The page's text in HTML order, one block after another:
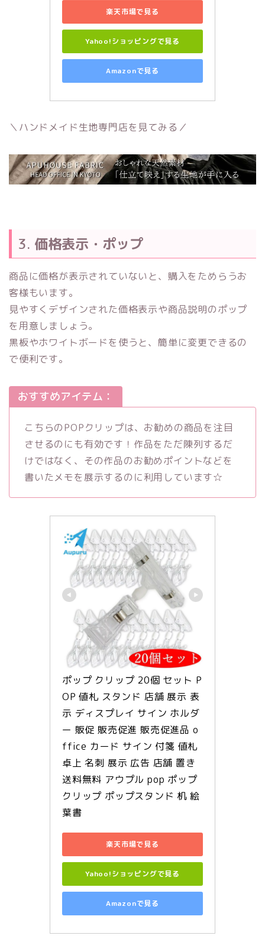
楽天市場で見る
Yahoo!ショッピングで見る
Amazonで見る
＼ハンドメイド生地専門店を見てみる／
3. 価格表示・ポップ
商品に価格が表示されていないと、購入をためらうお
客様もいます。
見やすくデザインされた価格表示や商品説明のポップ
を用意しましょう。
黒板やホワイトボードを使うと、簡単に変更できるの
で便利です。
おすすめアイテム：
こちらのPOPクリップは、お勧めの商品を注目
させるのにも有効です！作品をただ陳列するだ
けではなく、その作品のお勧めポイントなどを
書いたメモを展示するのに利用しています☆
ポップ クリップ 20個 セット P
OP 値札 スタンド 店舗 展示 表
示 ディスプレイ サイン ホルダ
ー 販促 販売促進 販売促進品 o
ffice カード サイン 付箋 値札
卓上 名刺 展示 広告 店舗 置き
送料無料 アウプル pop ポップ
クリップ ポップスタンド 机 絵
葉書
楽天市場で見る
Yahoo!ショッピングで見る
Amazonで見る